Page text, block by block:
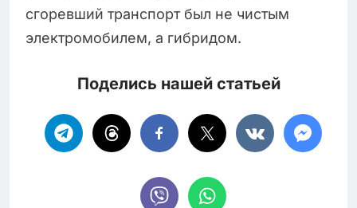
сгоревший транспорт был не чистым
электромобилем, а гибридом.
Поделись нашей статьей